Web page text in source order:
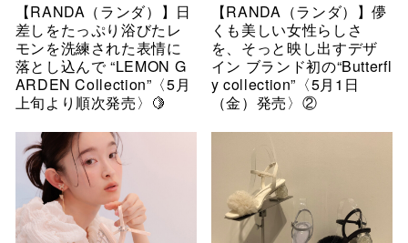
【RANDA（ランダ）】日
差しをたっぷり浴びたレ
モンを洗練された表情に
落とし込んで “LEMON G
ARDEN Collection”〈5月
上旬より順次発売〉🍋
【RANDA（ランダ）】儚
くも美しい女性らしさ
を、そっと映し出すデザ
イン ブランド初の“Butterfl
y collection”〈5月1日
（金）発売〉②